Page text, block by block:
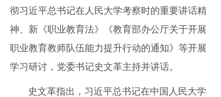
彻习近平总书记在人民大学考察时的重要讲话精
神、新《职业教育法》《教育部办公厅关于开展
职业教育教师队伍能力提升行动的通知》等开展
学习研讨，党委书记史文革主持并讲话。
史文革指出，习近平总书记在中国人民大学